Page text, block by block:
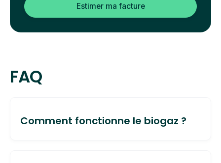
Estimer ma facture
FAQ
Comment fonctionne le biogaz ?